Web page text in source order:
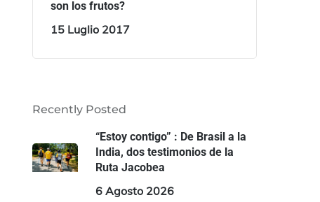
son los frutos?
15 Luglio 2017
Recently Posted
“Estoy contigo” : De Brasil a la
India, dos testimonios de la
Ruta Jacobea
6 Agosto 2026